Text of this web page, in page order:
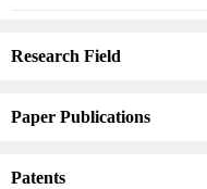
Research Field
Paper Publications
Patents